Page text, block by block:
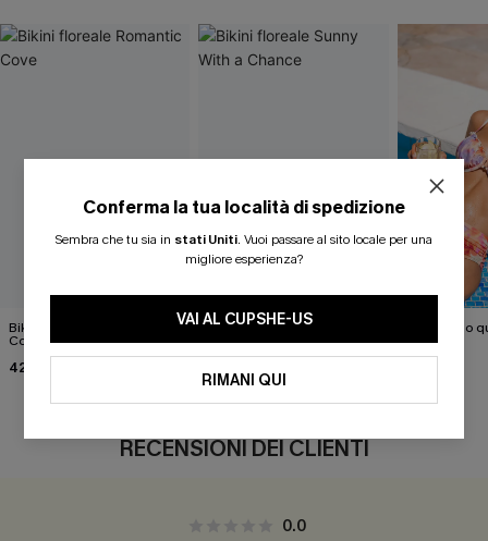
Bikini floreale Romantic
Cove
42,00 €
Bikini floreale Sunny With a
Chance
Che carino
floreale!
RECENSIONI DEI CLIENTI
0.0
Conferma la tua località di spedizione
Sembra che tu sia in stati Uniti. Vuoi passare al sito locale per una
migliore esperienza?
VAI AL CUPSHE-US
RIMANI QUI